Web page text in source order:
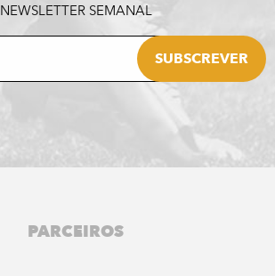
NEWSLETTER SEMANAL
PARCEIROS